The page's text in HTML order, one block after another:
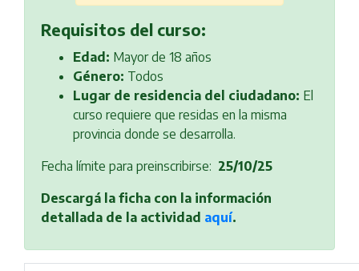
Requisitos del curso:
Edad: Mayor de 18 años
Género: Todos
Lugar de residencia del ciudadano: El
curso requiere que residas en la misma
provincia donde se desarrolla.
Fecha límite para preinscribirse: 25/10/25
Descargá la ficha con la información
detallada de la actividad aquí.